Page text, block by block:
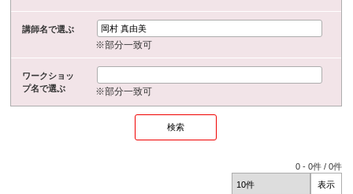
講師名で選ぶ
※部分一致可
ワークショッ
プ名で選ぶ
※部分一致可
0 -0件 /0件